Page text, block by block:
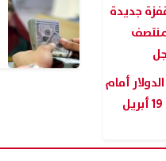
قفزة جديدة
أمام
الجنيه اليوم الأحد 19 أبريل
حميدة يحتفل بحفل زفاف
زينة (صور)